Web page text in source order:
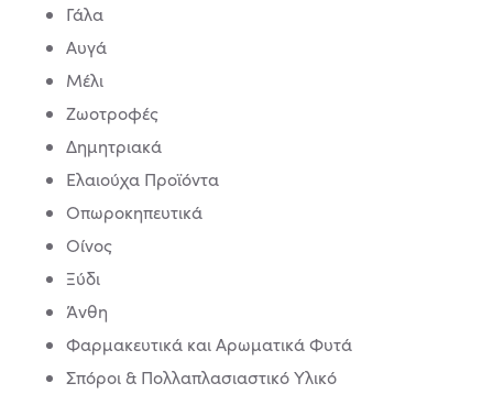
Γάλα
Αυγά
Μέλι
Ζωοτροφές
Δημητριακά
Ελαιούχα Προϊόντα
Οπωροκηπευτικά
Οίνος
Ξύδι
Άνθη
Φαρμακευτικά και Αρωματικά Φυτά
Σπόροι & Πολλαπλασιαστικό Υλικό